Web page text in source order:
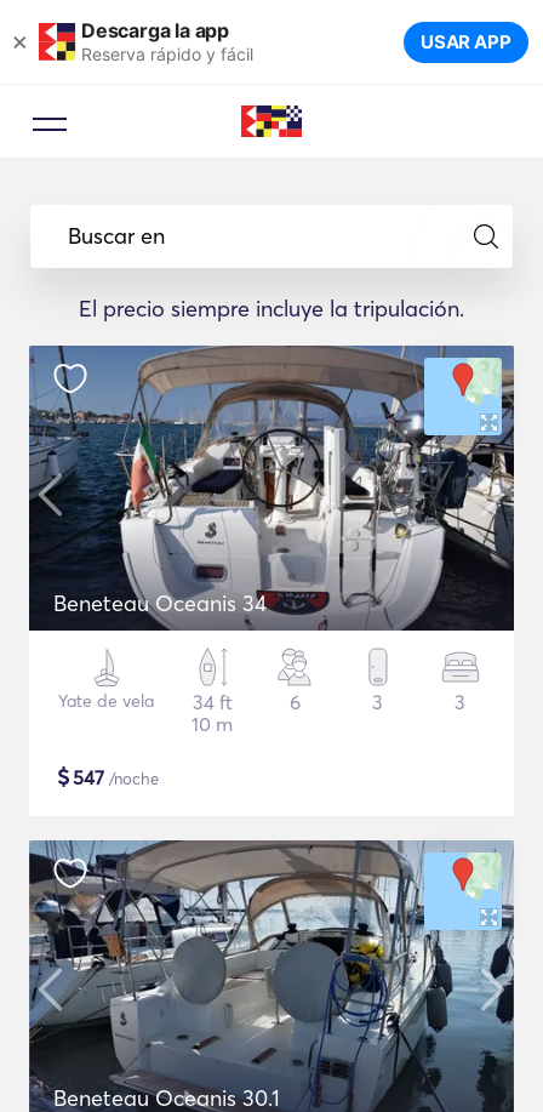
× Descarga la app
Reserva rápido y fácil USAR APP
Buscar en
El precio siempre incluye la tripulación.
Beneteau Oceanis 34
Yate de vela
34 ft
10 m
6 3 3
$547 /noche
Beneteau Oceanis 30.1
Deje que un experto en viajes le
sugiera los yates ideales para su
viaje.